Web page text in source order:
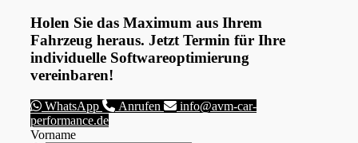
Holen Sie das Maximum aus Ihrem
Fahrzeug heraus. Jetzt Termin für Ihre
individuelle Softwareoptimierung
vereinbaren!
WhatsApp Anrufen
info@avm-car-
performance.de
Vorname